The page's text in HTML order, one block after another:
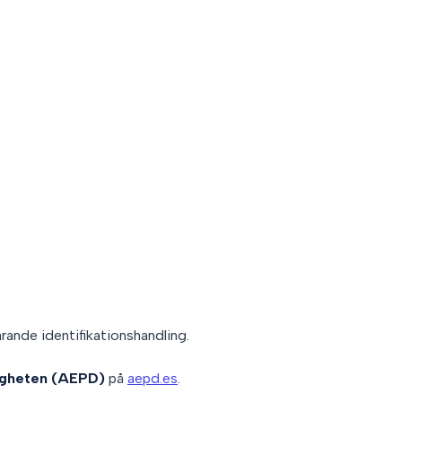
identifikationshandling.
(AEPD) på aepd.es.